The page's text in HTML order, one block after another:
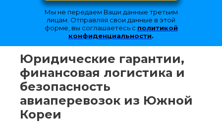
Мы не передаем Ваши данные третьим
лицам. Отправляя свои данные в этой
форме, вы соглашаетесь с политикой
конфиденциальности.
Юридические гарантии,
финансовая логистика и
безопасность
авиаперевозок из Южной
Кореи